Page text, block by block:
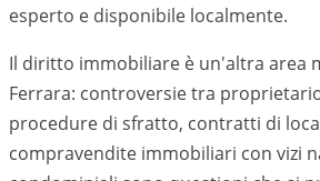
esperto e disponibile localmente.
Il diritto immobiliare è un'altra area
Ferrara: controversie tra
procedure di sfratto, contratti di
compravendite immobiliari con vizi